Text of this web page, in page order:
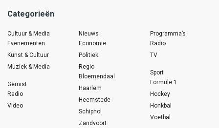
Categorieën
Cultuur & Media
Evenementen
Kunst & Cultuur
Muziek & Media
Gemist
Radio
Video
Nieuws
Economie
Politiek
Regio
Bloemendaal
Haarlem
Heemstede
Schiphol
Zandvoort
Programma’s
Radio
TV
Sport
Formule 1
Hockey
Honkbal
Voetbal